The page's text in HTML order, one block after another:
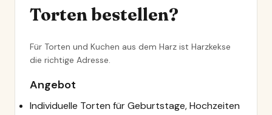
Torten bestellen?
Für Torten und Kuchen aus dem Harz ist Harzkekse
die richtige Adresse.
Angebot
Individuelle Torten für Geburtstage, Hochzeiten